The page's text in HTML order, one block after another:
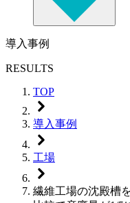
導入事例
RESULTS
TOP
導入事例
工場
繊維工場の沈殿槽